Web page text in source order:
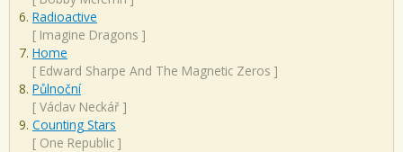
Radioactive
[ Imagine Dragons ]
Home
[ Edward Sharpe And The Magnetic Zeros ]
Půlnoční
[ Václav Neckář ]
Counting Stars
[ One Republic ]